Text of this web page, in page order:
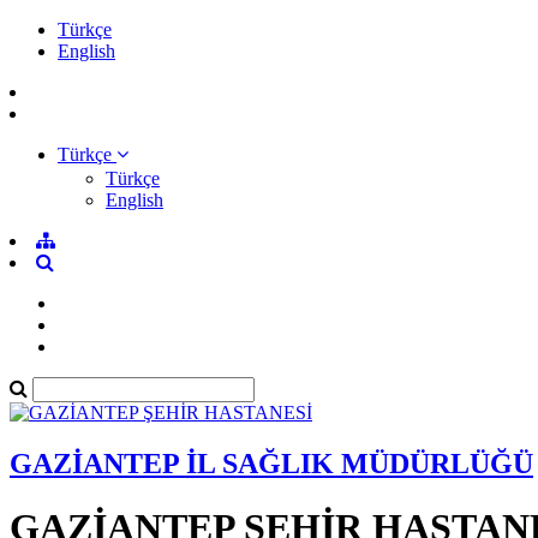
Türkçe
English
Türkçe
Türkçe
English
GAZİANTEP İL SAĞLIK MÜDÜRLÜĞÜ
GAZİANTEP ŞEHİR